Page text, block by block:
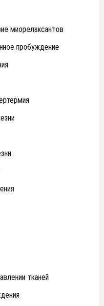
миорелаксантов
пробуждение
тканей